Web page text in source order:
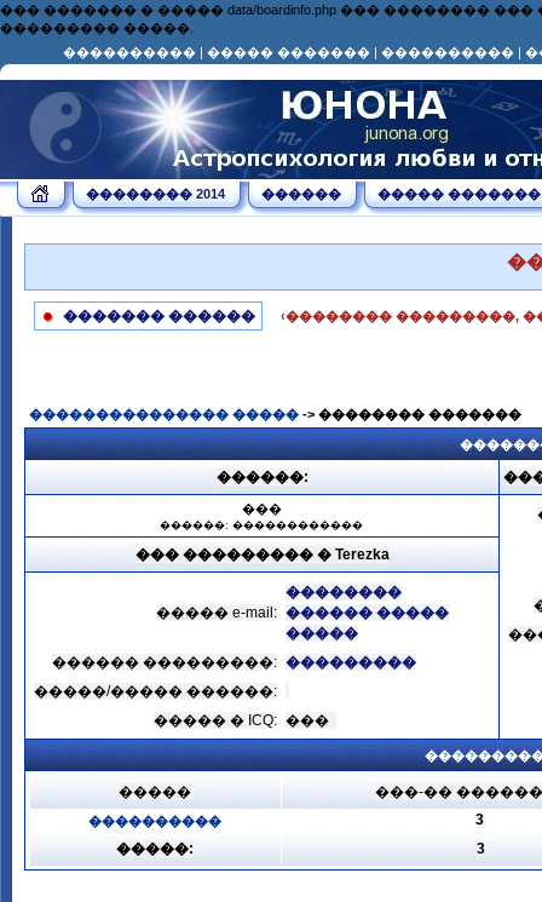
��� ������� � ����� data/boardinfo.php ���
��������� �����.
���������� | ����� ������� | ���������� |
�������� 2014 ������ ����� �������
������� ������ ‹�������� ���������,
��������������� ����� -> �������� �������
������:
���
������: ������������
��� ��������� � Terezka
����� e-mail:
��������
������ �����
�����
������ ���������: ���������
�����/����� ������:
����� � ICQ: ���
����� ���-��
����������
3
�����:
3